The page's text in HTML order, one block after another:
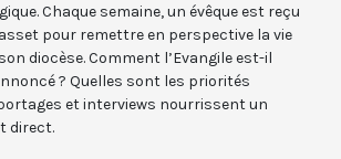
Chaque semaine, un évêque est reçu
pour remettre en perspective la vie
diocèse. Comment l’Evangile est-il
? Quelles sont les priorités
et interviews nourrissent un
direct.